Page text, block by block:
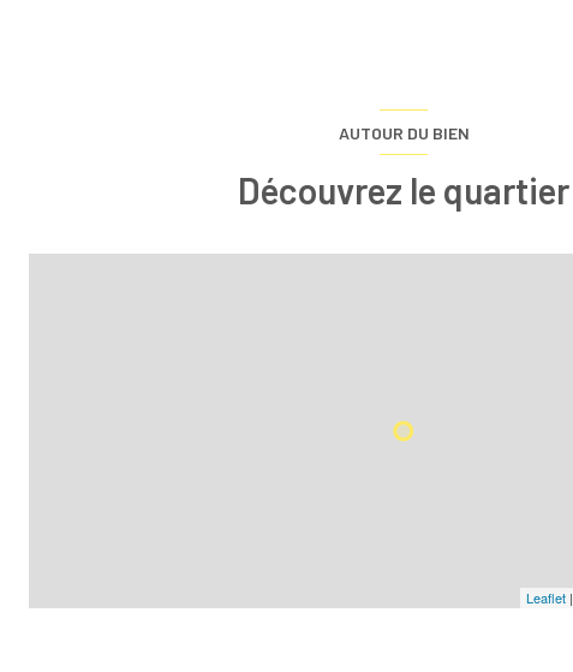
AUTOUR DU BIEN
Découvrez le quartier
Leaflet |